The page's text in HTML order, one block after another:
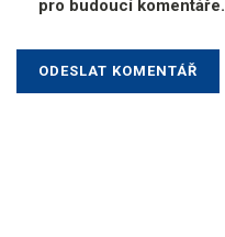
pro budoucí komentáře.